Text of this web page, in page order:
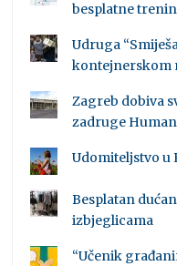
besplatne
Udruga
kontejnerskom
Zagreb dobiva
zadruge
Udomiteljstvo u
Besplatan
izbjeglicama
“Učenik